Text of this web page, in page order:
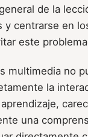
de la
y centrarse en
este
multimedia no
la
una